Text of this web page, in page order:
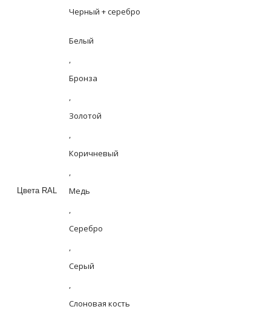
Черный + серебро
Цвета RAL
Белый
,
Бронза
,
Золотой
,
Коричневый
,
Медь
,
Серебро
,
Серый
,
Слоновая кость